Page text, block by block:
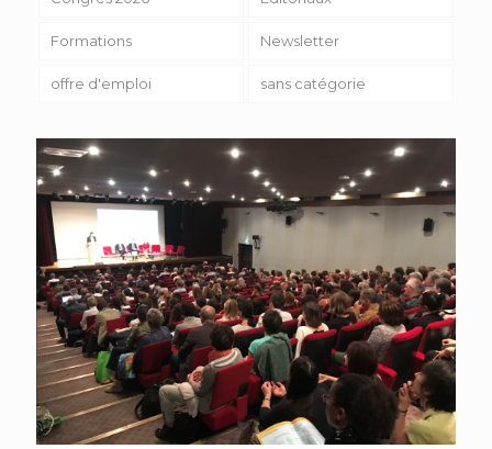
Formations Newsletter
offre d'emploi sans catégorie